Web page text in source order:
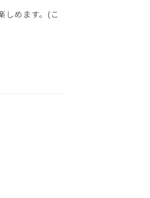
しめます。(こ